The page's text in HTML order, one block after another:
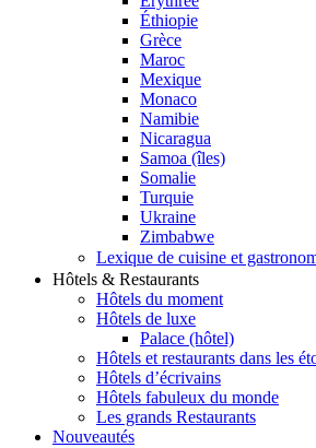
Éthiopie
Grèce
Maroc
Mexique
Monaco
Namibie
Nicaragua
Samoa (îles)
Somalie
Turquie
Ukraine
Zimbabwe
Lexique de cuisine et
Hôtels & Restaurants
Hôtels du moment
Hôtels de luxe
Palace (hôtel)
Hôtels et restaurants dans les
Hôtels d’écrivains
Hôtels fabuleux du monde
Les grands Restaurants
Nouveautés